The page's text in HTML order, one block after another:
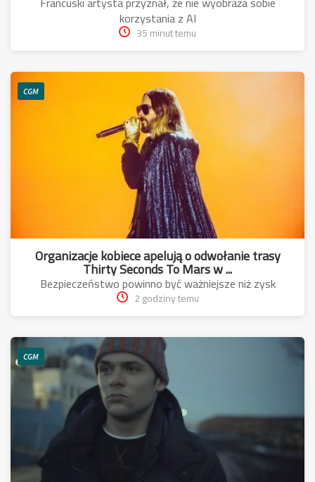
korzystania z AI
35 minut temu
CGM
Organizacje kobiece apelują o odwołanie trasy
Thirty Seconds To Mars w ...
Bezpieczeństwo powinno być ważniejsze niż zysk
2 godziny temu
CGM